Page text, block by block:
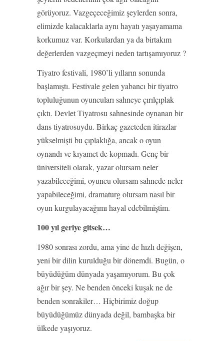
görüyoruz. Vazgeçeceğimiz şeylerden sonra,
elimizde kalacaklarla aynı hayatı yaşayamama
korkumuz var. Korkulardan ya da birtakım
değerlerden vazgeçmeyi neden tartışamıyoruz ?
Tiyatro festivali, 1980’li yılların sonunda
başlamıştı. Festivale gelen yabancı bir tiyatro
topluluğunun oyuncuları sahneye çırılçıplak
çıktı. Devlet Tiyatrosu sahnesinde oynanan bir
dans tiyatrosuydu. Birkaç gazeteden itirazlar
yükselmişti bu çıplaklığa, ancak o oyun
oynandı ve kıyamet de kopmadı. Genç bir
üniversiteli olarak, yazar olursam neler
yazabileceğimi, oyuncu olursam sahnede neler
yapabileceğimi, dramaturg olursam nasıl bir
oyun kurgulayacağımı hayal edebilmiştim.
100 yıl geriye gitsek…
1980 sonrası zordu, ama yine de hızlı değişen,
yeni bir dilin kurulduğu bir dönemdi. Bugün, o
büyüdüğüm dünyada yaşamıyorum. Bu çok
ağır bir şey. Ne benden önceki kuşak ne de
benden sonrakiler… Hiçbirimiz doğup
büyüdüğümüz dünyada değil, bambaşka bir
ülkede yaşıyoruz.